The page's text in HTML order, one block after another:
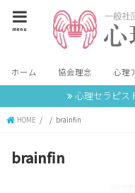
menu
ホーム 協会理念 心理
心理セラピス
HOME brainfin
brainfin